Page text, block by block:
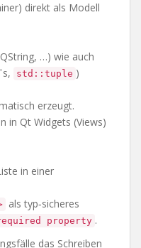
direkt als Modell
…) wie auch
std::tuple )
erzeugt.
in Qt Widgets (Views)
in einer
als typ‑sicheres
property .
das Schreiben